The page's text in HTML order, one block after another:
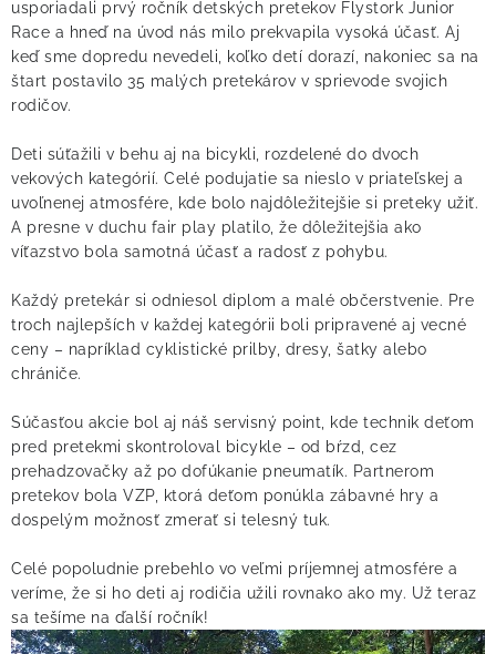
usporiadali prvý ročník detských pretekov Flystork Junior
Race a hneď na úvod nás milo prekvapila vysoká účasť. Aj
keď sme dopredu nevedeli, koľko detí dorazí, nakoniec sa na
štart postavilo 35 malých pretekárov v sprievode svojich
rodičov.
Deti súťažili v behu aj na bicykli, rozdelené do dvoch
vekových kategórií. Celé podujatie sa nieslo v priateľskej a
uvoľnenej atmosfére, kde bolo najdôležitejšie si preteky užiť.
A presne v duchu fair play platilo, že dôležitejšia ako
víťazstvo bola samotná účasť a radosť z pohybu.
Každý pretekár si odniesol diplom a malé občerstvenie. Pre
troch najlepších v každej kategórii boli pripravené aj vecné
ceny – napríklad cyklistické prilby, dresy, šatky alebo
chrániče.
Súčasťou akcie bol aj náš servisný point, kde technik deťom
pred pretekmi skontroloval bicykle – od bŕzd, cez
prehadzovačky až po dofúkanie pneumatík. Partnerom
pretekov bola VZP, ktorá deťom ponúkla zábavné hry a
dospelým možnosť zmerať si telesný tuk.
Celé popoludnie prebehlo vo veľmi príjemnej atmosfére a
veríme, že si ho deti aj rodičia užili rovnako ako my. Už teraz
sa tešíme na ďalší ročník!